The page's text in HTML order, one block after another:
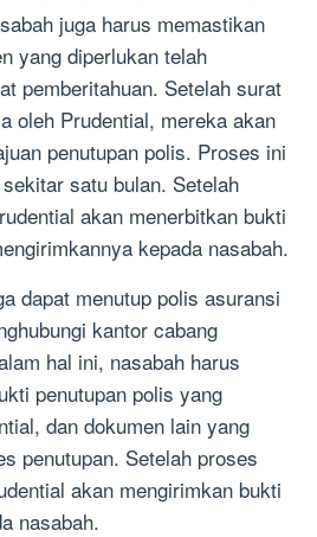
juga harus memastikan
yang diperlukan telah
pemberitahuan. Setelah surat
oleh Prudential, mereka akan
penutupan polis. Proses ini
satu bulan. Setelah
akan menerbitkan bukti
kepada nasabah.
dapat menutup polis asuransi
kantor cabang
hal ini, nasabah harus
penutupan polis yang
dan dokumen lain yang
penutupan. Setelah proses
akan mengirimkan bukti
nasabah.